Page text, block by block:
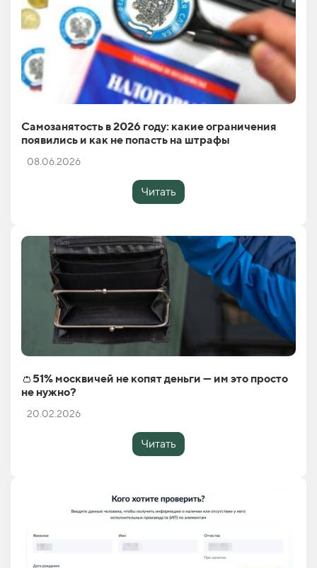
Самозанятость в 2026 году: какие ограничения
появились и как не попасть на штрафы
08.06.2026
Читать
👛51% москвичей не копят деньги — им это просто
не нужно?
20.02.2026
Читать